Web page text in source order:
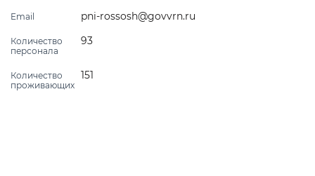
Email pni-rossosh@govvrn.ru
Количество
персонала
93
Количество
проживающих
151